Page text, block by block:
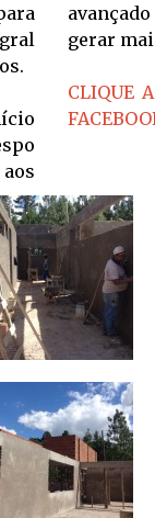
gerar
CLIQUE